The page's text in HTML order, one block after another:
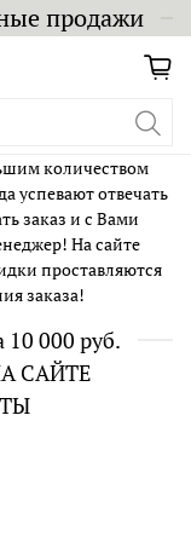
продажи
количеством
успевают отвечать
заказ и с Вами
На сайте
проставляются
заказа!
000 руб.
САЙТЕ